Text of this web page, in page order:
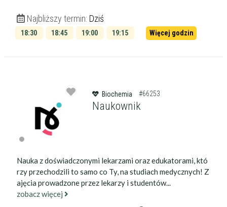
Najbliższy termin: Dziś
18:30 18:45 19:00
19:15
Więcej godzin
Biochemia #66253
Naukownik
Nauka z doświadczonymi lekarzami oraz edukatorami, któ
rzy przechodzili to samo co Ty, na studiach medycznych! Z
ajęcia prowadzone przez lekarzy i studentów...
zobacz więcej